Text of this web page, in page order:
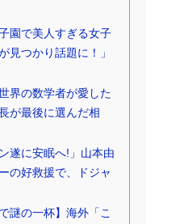
園で美人すぎる女子
見つかり話題に！」
界の数学者が愛した
が最後に選んだ相
遂に安眠へ!」山本由
の好救援で、ドジャ
謎の一杯】海外「こ